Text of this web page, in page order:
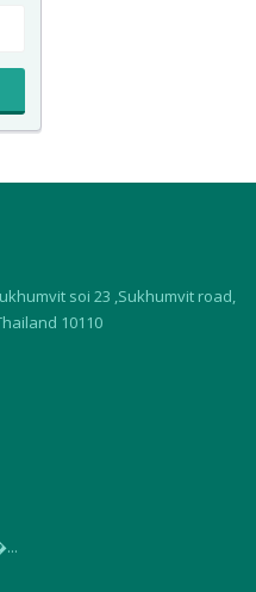
soi 23 ,Sukhumvit road,
10110